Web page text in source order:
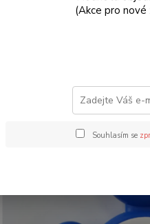
(Akce pro nové
Souhlasím se